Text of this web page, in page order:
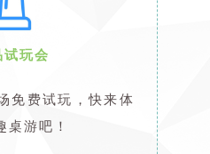
试玩会
免费试玩，快来体
桌游吧！